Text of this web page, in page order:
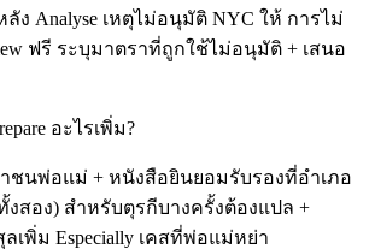
ง Analyse เหตุไม่อนุมัติ NYC ให้ การไม่
ฟรี ระบุมาตราที่ถูกใช้ไม่อนุมัติ + เสนอ
อะไรเพิ่ม?
ชนพ่อแม่ + หนังสือยินยอมรับรองที่อำเภอ
สอง) สำหรับตุรกีบางครั้งต้องแปล +
เพิ่ม Especially เคสที่พ่อแม่หย่า